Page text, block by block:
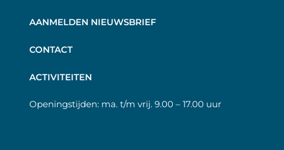
AANMELDEN NIEUWSBRIEF
CONTACT
ACTIVITEITEN
Openingstijden: ma. t/m vrij. 9.00 – 17.00 uur